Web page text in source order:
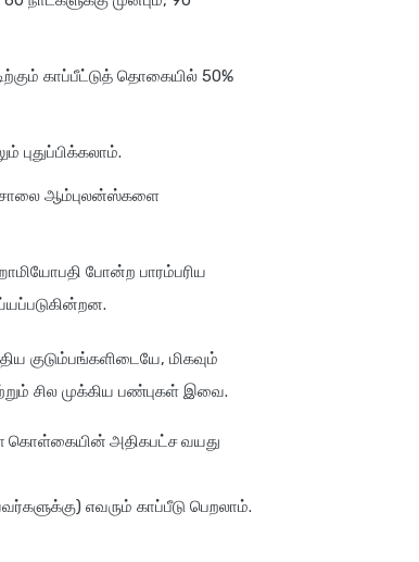
காப்பீட்டுத் தொகையில் 50%
புதுப்பிக்கலாம்.
சாலை ஆம்புலன்ஸ்களை
போன்ற பாரம்பரிய
குடும்பங்களிடையே, மிகவும்
சில முக்கிய பண்புகள் இவை.
கொள்கையின் அதிகபட்ச வயது
எவரும் காப்பீடு பெறலாம்.